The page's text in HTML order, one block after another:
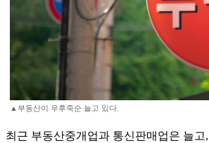
▲부동산이 우후죽순 늘고 있다.
최근 부동산중개업과 통신판매업은 늘고